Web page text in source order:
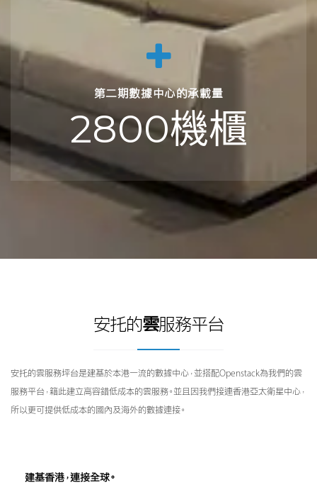
第二期數據中心的承載量
2800機櫃
安托的雲服務平台
安托的雲服務坪台是建基於本港一流的數據中心，並搭配Openstack為我們的雲
服務平台，籍此建立高容錯低成本的雲服務。並且因我們接連香港亞太衛星中心，
所以更可提供低成本的國內及海外的數據連接。
建基香港，連接全球。